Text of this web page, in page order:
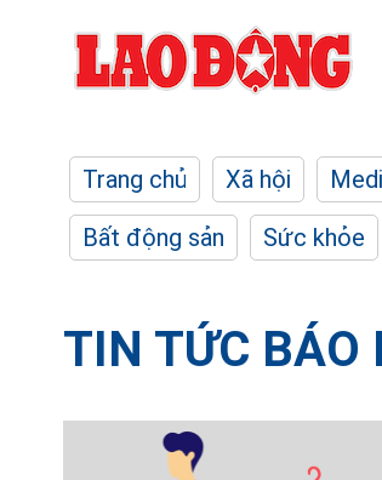
Trang chủ Xã hội
Bất động sản
Sức khỏe
TIN TỨC BÁO